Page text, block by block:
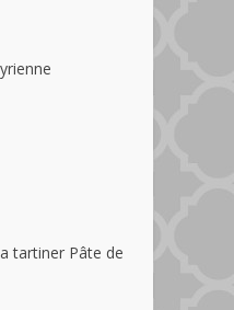
tartiner Pâte de